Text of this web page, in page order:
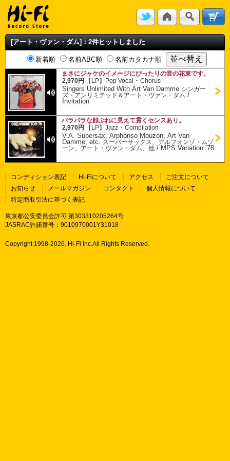
[アート・ヴァン・ダム]：2件ヒットしました
新着順 名前ABC順 名前カタカナ順
まさにジャケのイメージにぴったりの音の花束です。
2,970円
【LP】 Pop Vocal ・Chorus
Singers Unlimited With Art Van Damme シンガー
ズ・アンリミテッド＆アート・ヴァン・ダム /
Invitation
バラバラな顔ぶれに見えて貫くセンスあり。
2,970円
【LP】Jazz ・Compilation
V.A. Supersax, Arphonso Mouzon, Art Van
Damme, etc.
スーパーサックス、アルフォンゾ・ムゾ
ーン、アート・ヴァン・ダム、他 / MPS Variation ‘78
コンディション表記 Hi-Fiについて アクセス
ご注文について
お知らせ
メールマガジン コンタクト
個人情報について
特定商取引法に基づく表記
東京都公安委員会許可 第303310205264号
JASRAC許諾番号：9010970001Y31018
Copyright 1998-2026. Hi-Fi Inc.All Rights Reserved.